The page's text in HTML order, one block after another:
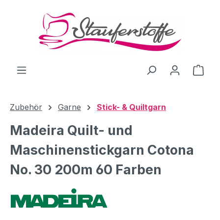
Zum Hauptinhalt springen
Zubehör Garne Stick- & Quiltgarn
Madeira Quilt- und
Maschinenstickgarn Cotona
No. 30 200m 60 Farben